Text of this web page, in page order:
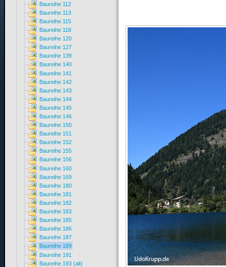
Baureihe 112
Baureihe 113
Baureihe 115
Baureihe 118
Baureihe 120
Baureihe 127
Baureihe 139
Baureihe 140
Baureihe 141
Baureihe 142
Baureihe 143
Baureihe 144
Baureihe 145
Baureihe 146
Baureihe 150
Baureihe 151
Baureihe 152
Baureihe 155
Baureihe 156
Baureihe 160
Baureihe 169
Baureihe 180
Baureihe 181
Baureihe 182
Baureihe 183
Baureihe 185
Baureihe 186
Baureihe 187
Baureihe 189
Baureihe 191
Baureihe 193 (alt)